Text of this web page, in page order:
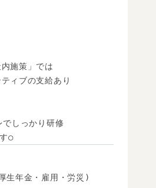
施策」では
ィブの支給あり
しっかり研修
○
生年金・雇用・労災)